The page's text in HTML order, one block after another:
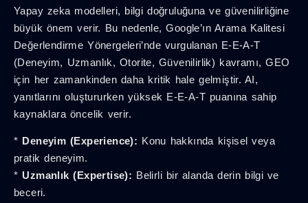
Yapay zeka modelleri, bilgi doğruluğuna ve güvenilirliğine
büyük önem verir. Bu nedenle, Google’ın Arama Kalitesi
Değerlendirme Yönergeleri’nde vurgulanan E-E-A-T
(Deneyim, Uzmanlık, Otorite, Güvenilirlik) kavramı, GEO
için her zamankinden daha kritik hale gelmiştir. AI,
yanıtlarını oluştururken yüksek E-E-A-T puanına sahip
kaynaklara öncelik verir.
* Deneyim (Experience): Konu hakkında kişisel veya
pratik deneyim.
* Uzmanlık (Expertise): Belirli bir alanda derin bilgi ve
beceri.